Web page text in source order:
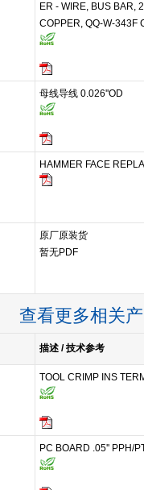
ER - WIRE, BUS BAR,
COPPER, QQ-W-343F
母线导线 0.026''OD
HAMMER FACE
原厂原装货
暂无PDF
查看更多相关
描述 / 技术参考
TOOL CRIMP INS
PC BOARD .05'' PPH/